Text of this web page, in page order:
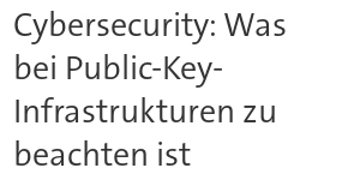
Cybersecurity: Was
bei Public-Key-
Infrastrukturen zu
beachten ist